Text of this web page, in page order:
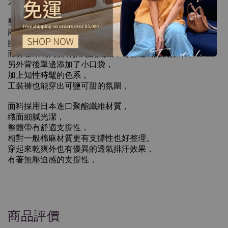
整件帶著著滿滿細節，比常見款式更有設計，
兩側有著大口袋的設計可以增加整體立體感，
腰部兩側是可自由調整的小巧思，
而褲管末端內側有抽繩的點綴，可營造出縮口效果，
另外背後單邊添加了小口袋，
加上知性時髦的色系，
工裝褲也能穿出可鹽可甜的氛圍，
面料採用日本進口聚酯纖維材質，
織面細膩光潔，
整體帶有舒適支撐性，
相對一般棉麻材質更有支撐性也好整理。
穿起來乾爽外也有優異的透氣排汗效果，
有著無壓迫感的支撐性，
商品評價